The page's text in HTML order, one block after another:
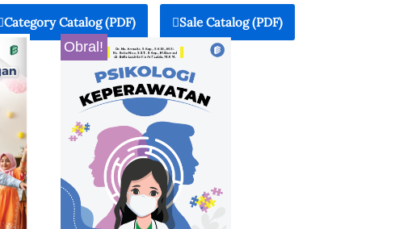
Category Catalog (PDF) Sale Catalog (PDF)
Obral!